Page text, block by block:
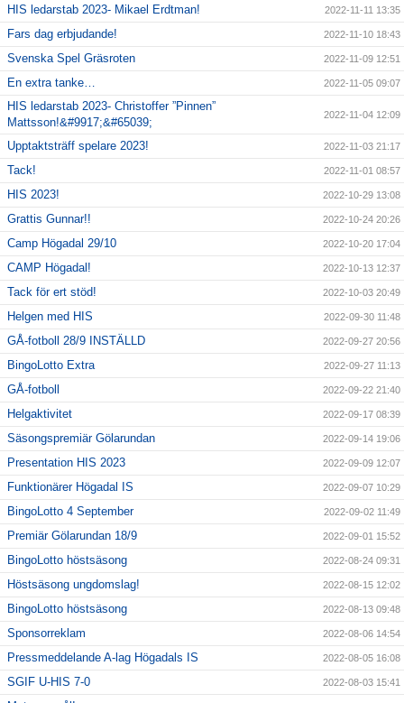
HIS ledarstab 2023- Mikael Erdtman! 2022-11-11 13:35
Fars dag erbjudande! 2022-11-10 18:43
Svenska Spel Gräsroten 2022-11-09 12:51
En extra tanke… 2022-11-05 09:07
HIS ledarstab 2023- Christoffer ”Pinnen”
Mattsson!&#9917;&#65039;
2022-11-04 12:09
Upptaktsträff spelare 2023! 2022-11-03 21:17
Tack! 2022-11-01 08:57
HIS 2023! 2022-10-29 13:08
Grattis Gunnar!! 2022-10-24 20:26
Camp Högadal 29/10 2022-10-20 17:04
CAMP Högadal! 2022-10-13 12:37
Tack för ert stöd! 2022-10-03 20:49
Helgen med HIS 2022-09-30 11:48
GÅ-fotboll 28/9 INSTÄLLD 2022-09-27 20:56
BingoLotto Extra 2022-09-27 11:13
GÅ-fotboll 2022-09-22 21:40
Helgaktivitet 2022-09-17 08:39
Säsongspremiär Gölarundan 2022-09-14 19:06
Presentation HIS 2023 2022-09-09 12:07
Funktionärer Högadal IS 2022-09-07 10:29
BingoLotto 4 September 2022-09-02 11:49
Premiär Gölarundan 18/9 2022-09-01 15:52
BingoLotto höstsäsong 2022-08-24 09:31
Höstsäsong ungdomslag! 2022-08-15 12:02
BingoLotto höstsäsong 2022-08-13 09:48
Sponsorreklam 2022-08-06 14:54
Pressmeddelande A-lag Högadals IS 2022-08-05 16:08
SGIF U-HIS 7-0 2022-08-03 15:41